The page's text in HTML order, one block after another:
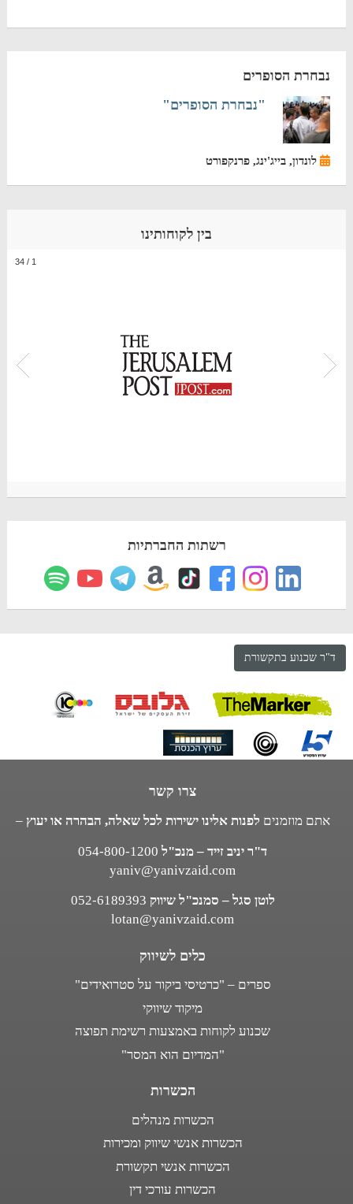
נבחרת הסופרים
"נבחרת הסופרים"
לונדון, בייג'ינג, פרנקפורט
בין לקוחותינו
1
/
34
רשתות החברתיות
ד"ר שכנוע בתקשורת
צרו קשר
אתם מוזמנים לפנות אלינו ישירות לכל שאלה, הבהרה או יעוץ –
ד"ר יניב זייד – מנכ"ל 054-800-1200
yaniv@yanivzaid.com
לוטן סגל – סמנכ"ל שיווק 052-6189393
lotan@yanivzaid.com
כלים לשיווק
ספרים – "כרטיסי ביקור על סטרואידים"
מיקוד שיווקי
שכנוע לקוחות באמצעות רשימת תפוצה
"המדיום הוא המסר"
הכשרות
הכשרות מנהלים
הכשרות אנשי שיווק ומכירות
הכשרות אנשי תקשורת
הכשרות עורכי דין